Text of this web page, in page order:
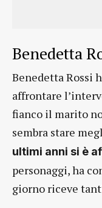
Benedetta
Benedetta Rossi
affrontare
fianco il marito
sembra stare
ultimi anni si è
personaggi, ha
giorno riceve